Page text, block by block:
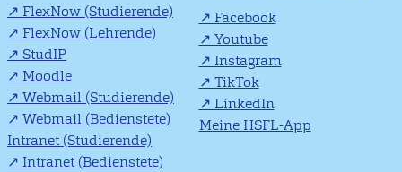
FlexNow (Studierende)
FlexNow (Lehrende)
StudIP
Moodle
Webmail (Studierende)
Webmail (Bedienstete)
Intranet (Studierende)
Intranet (Bedienstete)
Facebook
Youtube
Instagram
TikTok
LinkedIn
Meine HSFL-App